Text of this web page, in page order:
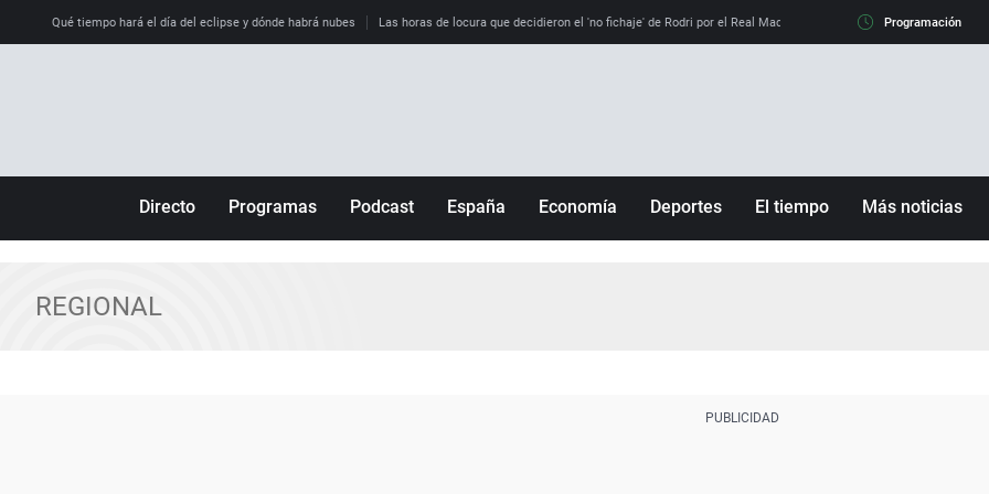
Qué tiempo hará el día del eclipse y dónde habrá nubes Las horas de locura que decidieron el 'no fichaje' de Rodri por el Real Madrid y su 'sí' al Barça La llamada
Programación
Directo Programas Podcast España Economía Deportes El tiempo Más noticias
REGIONAL